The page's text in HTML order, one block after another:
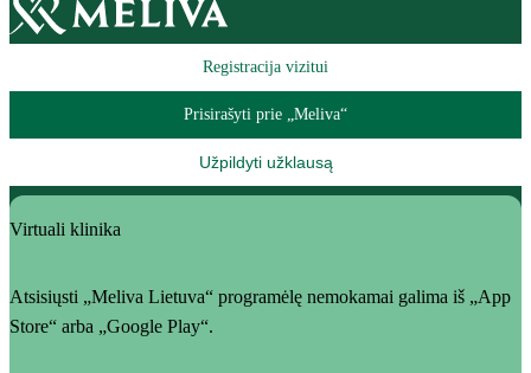
Registracija vizitui
Prisirašyti prie „Meliva“
Užpildyti užklausą
Virtuali klinika
Atsisiųsti „Meliva Lietuva“ programėlę nemokamai galima iš „App
Store“ arba „Google Play“.